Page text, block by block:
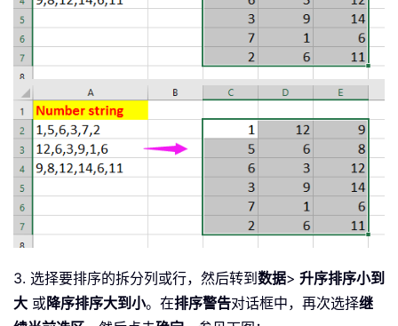
3. 选择要排序的拆分列或行，然后转到 数据> 升序排序小到
大 或降序排序大到小。在排序警告对话框中，再次选择继